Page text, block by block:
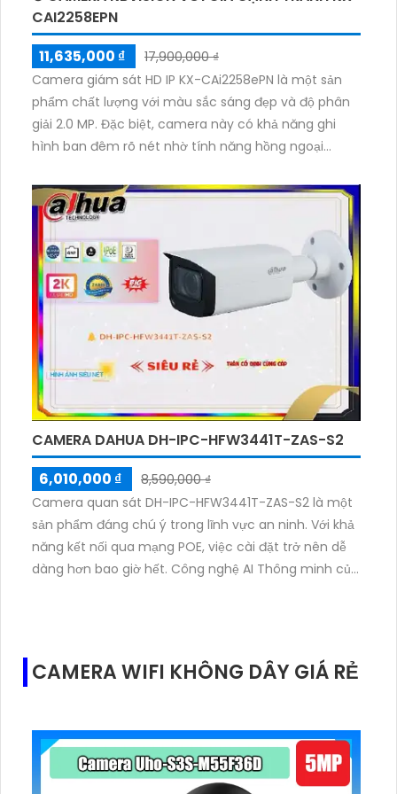
CAI2258EPN
11,635,000 ₫
17,900,000 ₫
Camera giám sát HD IP KX-CAi2258ePN là một sản
phẩm chất lượng với màu sắc sáng đẹp và độ phân
giải 2.0 MP. Đặc biệt, camera này có khả năng ghi
hình ban đêm rõ nét nhờ tính năng hồng ngoại
sử dụng công nghệ IP, giúp người dùng có thể xem
và quản lý từ xa. Điều thú vị là camera còn tích hợp
sẵn chức năng xoay 360 độ và zoom thu phóng, cho
phép người dùng dễ dàng điều chỉnh theo ý muốn.
Bên cạnh đó, thiết kế camera cũng rất tinh tế và
sang trọng, phù hợp với mọi không gian sử dụng.
CAMERA DAHUA DH-IPC-HFW3441T-ZAS-S2
6,010,000 ₫
8,590,000 ₫
Camera quan sát DH-IPC-HFW3441T-ZAS-S2 là một
sản phẩm đáng chú ý trong lĩnh vực an ninh. Với khả
năng kết nối qua mạng POE, việc cài đặt trở nên dễ
dàng hơn bao giờ hết. Công nghệ AI Thông minh của
giao thức ONVIF, giúp tích hợp dễ dàng với các hệ
thống giám sát khác. Điều này cho phép bạn tận
khác của camera là khả năng tiết kiệm dung lượng
lưu trữ. Với các công nghệ nén
H.265+/H.265/H.264+/H.264, camera giúp giảm 50%
CAMERA WIFI KHÔNG DÂY GIÁ RẺ